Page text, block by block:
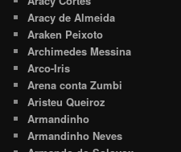
Aracy de Almeida
Araken Peixoto
Archimedes Messina
Arco-Iris
Arena conta Zumbi
Aristeu Queiroz
Armandinho
Armandinho Neves